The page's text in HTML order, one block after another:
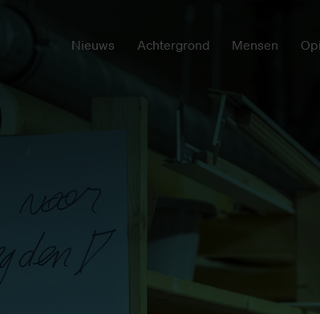
Nieuws Achtergrond Mensen